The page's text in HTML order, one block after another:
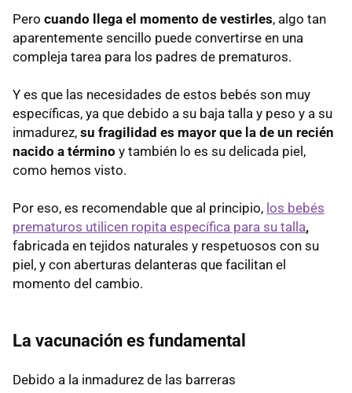
Pero cuando llega el momento de vestirles, algo tan
aparentemente sencillo puede convertirse en una
compleja tarea para los padres de prematuros.
Y es que las necesidades de estos bebés son muy
específicas, ya que debido a su baja talla y peso y a su
inmadurez, su fragilidad es mayor que la de un recién
nacido a término y también lo es su delicada piel,
como hemos visto.
Por eso, es recomendable que al principio, los bebés
prematuros utilicen ropita específica para su talla,
fabricada en tejidos naturales y respetuosos con su
piel, y con aberturas delanteras que facilitan el
momento del cambio.
La vacunación es fundamental
Debido a la inmadurez de las barreras